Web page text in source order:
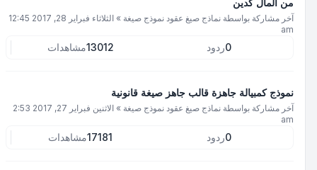
من المال كدين
آخر مشاركة بواسطةنماذج صيغ عقود نموذج صيغة»
الثلاثاء فبراير 28, 2017 12:45
am
ردود 13012مشاهدات
نموذج كمبيالة جاهزة قالب جاهز صيغة قانونية
آخر مشاركة بواسطةنماذج صيغ عقود نموذج صيغة»
الاثنين فبراير 27, 2017 2:53
am
ردود 17181مشاهدات